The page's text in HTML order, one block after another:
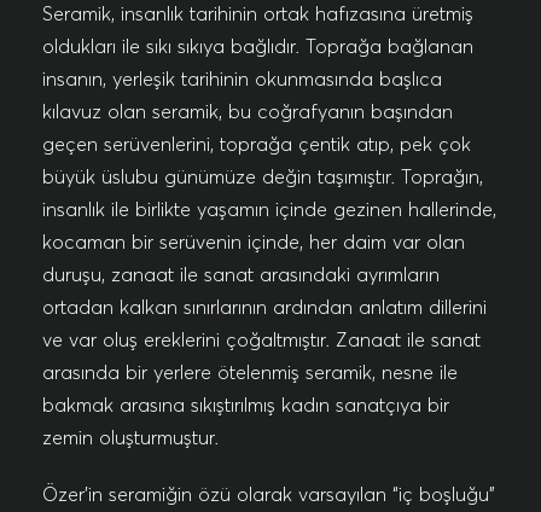
Seramik, insanlık tarihinin ortak hafızasına üretmiş
oldukları ile sıkı sıkıya bağlıdır. Toprağa bağlanan
insanın, yerleşik tarihinin okunmasında başlıca
kılavuz olan seramik, bu coğrafyanın başından
geçen serüvenlerini, toprağa çentik atıp, pek çok
büyük üslubu günümüze değin taşımıştır. Toprağın,
insanlık ile birlikte yaşamın içinde gezinen hallerinde,
kocaman bir serüvenin içinde, her daim var olan
duruşu, zanaat ile sanat arasındaki ayrımların
ortadan kalkan sınırlarının ardından anlatım dillerini
ve var oluş ereklerini çoğaltmıştır. Zanaat ile sanat
arasında bir yerlere ötelenmiş seramik, nesne ile
bakmak arasına sıkıştırılmış kadın sanatçıya bir
zemin oluşturmuştur.
Özer’in seramiğin özü olarak varsayılan “iç boşluğu”